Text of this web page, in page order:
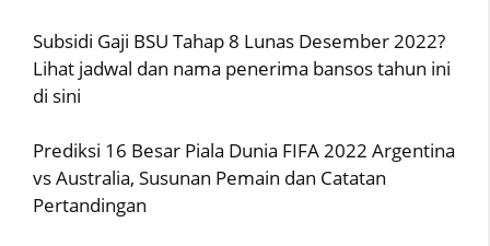
Subsidi Gaji BSU Tahap 8 Lunas Desember 2022?
Lihat jadwal dan nama penerima bansos tahun ini
di sini
Prediksi 16 Besar Piala Dunia FIFA 2022 Argentina
vs Australia, Susunan Pemain dan Catatan
Pertandingan